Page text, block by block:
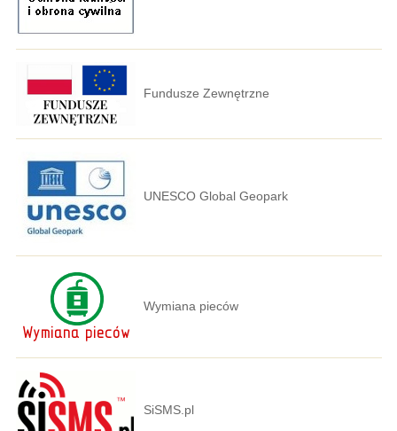
Fundusze Zewnętrzne
UNESCO Global Geopark
Wymiana pieców
SiSMS.pl